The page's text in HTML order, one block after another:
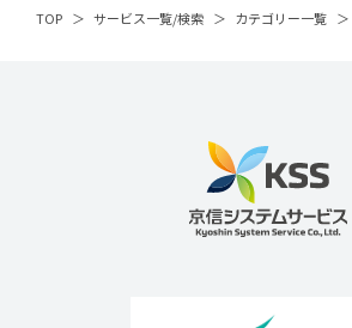
TOP サービス一覧/検索 カテゴリー一覧